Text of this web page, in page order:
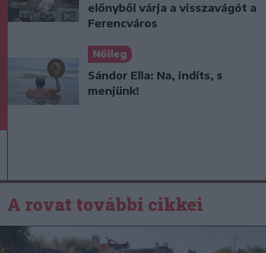
előnyből várja a visszavágót a
Ferencváros
Nőileg
Sándor Ella: Na, indíts, s
menjünk!
A rovat további cikkei